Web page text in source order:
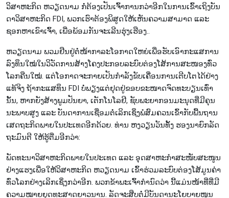
ວິ​ສາ​ຫະ​ກິດ ຫວຽດ​ນາມ ກໍ່​ຕ້ອງ​ເປັນ​ເຈົ້າ​ການກວ່າ​ອີກ​ໃນ​ການ​ເຂົ້າ​ເຖິງ​ບັນ​
ດາ​ວິ​ສາ​ຫະ​ກິດ FDI, ພວກ​ເຮົາ​ຕ້ອງ​ພິ​ສູດໃຫ້ເຫັນຄວາມ​ສາ​ມາດ ແລະ
ຊອກ​ຫາ​ເຂົາ​ເຈົ້າ, ເພື່ອ​ພ້ອມ​ກັນ​ຈະເລີນຮຸ່ງເຮືອງ..
ຫວຽດ​ນາມ ພວມ​ຢືນ​ຢູ່​ຕໍ່​ໜ້າ​ກາ​ລະ​ໂອ​ກາດ​ໃຫຍ່​ເພື່ອ​ຮັບ​ເອົາ​ກະ​ແສການ​
ລົງ​ທຶນ​ໃໝ່​ໃນວິ​ວັດ​ການ​ສ້າງ​ໂຄງ​ປະ​ກອບ​ລະ​ບົບຕ່ອງ​ໂສ້​ການ​ສະ​ໜອງ​ທົ່ວ​
ໂລກ​ຄືນ​ໃໝ່. ແຕ່​ໂອ​ກາດ​ຈະ​​ກາຍ​ເປັນ​ກຳ​ລັງຂັບ​ເຄື່ອນການເຕີບ​ໂຕ​ໄດ້ຢ່າງ​
ແທ້​ຈິງ ຖ້າກະ​ແສ​ທຶນ FDI ບໍ່​ພຽງ​ແຕ່ຢຸດຢູ່​ຂອບ​ຂະ​ໜາດ​ຈົດ​ທະ​ບຽນ​ເທົ່າ​
ນັ້ນ, ຫາກ​ຍັງ​ສ້າງ​​ພູມ​ປັນ​ຍາ, ເຕັກ​ໂນ​ໂລ​ຢີ, ຊັບ​ພະ​ຍາ​ກອນ​ມະ​ນຸດ​ທີ່​ມີ​ຄຸນ​
ນະ​ພາບ​ສູງ ແລະ ບັນ​ດາ​ການ​ເຊື່ອມ​ຕໍ່​ເລິກ​ເຊິ່ງ​ພໍ​ສົມ​ຄວນ​ເຂົ້າກັບ​ພື້ນ​ຖານ​
ເສດ​ຖະ​ກິດ​ພາຍ​ໃນ​ປະ​ເທດ​ອີກ​ດ້ວຍ. ທ່ານ ຫງວຽນ​ວັນ​ທັ້ງ ​ຮອງ​ນາ​ຍົກ​ລັດ​
ຖະ​ມົນ​ຕີ ໃຫ້​ຮູ້​ຕື່ມ​ອີກວ່າ:
​ພັດ​ທະ​ນາ​ວິ​ສາ​ຫະ​ກິດ​ພາຍ​ໃນ​ປະ​ເທດ ແລະ ອຸດ​ສາ​ຫະ​ກຳສະໜັບສະ​ໜູນ​​
ຢ່າງ​ແຮງເພື່ອ​ໃຫ້​ວິ​ສາ​ຫະ​ກິດ ຫວຽດ​ນາມ ເຂົ້າ​ຮ່ວມ​ລະ​ບົບ​ຕ່ອງ​ໂສ້ມູນ​ຄ່າ​
ທົ່ວ​ໂລກ​ຢ່າງ​ເລິກ​ເຊິ່ງກວ່າ​ອີກ. ພວກ​ຂ້າ​ພະ​ເຈົ້າ​ກຳ​ນົດ​ວ່າ​ ນີ້​ແມ່ນ​ໜ້າ​ທີ່​ທີ່​ມີ​
ຄວາມ​ໝາຍ​ຍຸດ​ທະ​ສາດ​ຍາວ​ນານ. ລັດ​ຈະ​ສືບ​ຕໍ່​ມີ​ບັນ​ດາ​ນະ​ໂຍ​ບາຍ​ໜູນ​